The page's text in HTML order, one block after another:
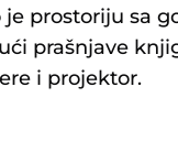
je prostoriju sa
prašnjave
i projektor.